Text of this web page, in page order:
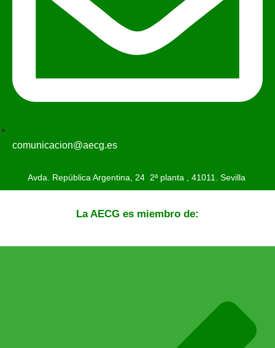
comunicacion@aecg.es
Avda. República Argentina, 24 2ª planta , 41011. Sevilla
La AECG es miembro de: